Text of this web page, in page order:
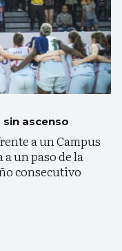
ascenso
a un Campus
un paso de la
consecutivo